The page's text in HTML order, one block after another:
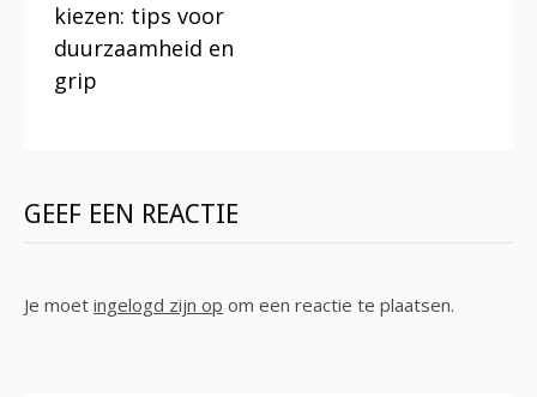
kiezen: tips voor
duurzaamheid en
grip
GEEF EEN REACTIE
Je moet ingelogd zijn op om een reactie te plaatsen.